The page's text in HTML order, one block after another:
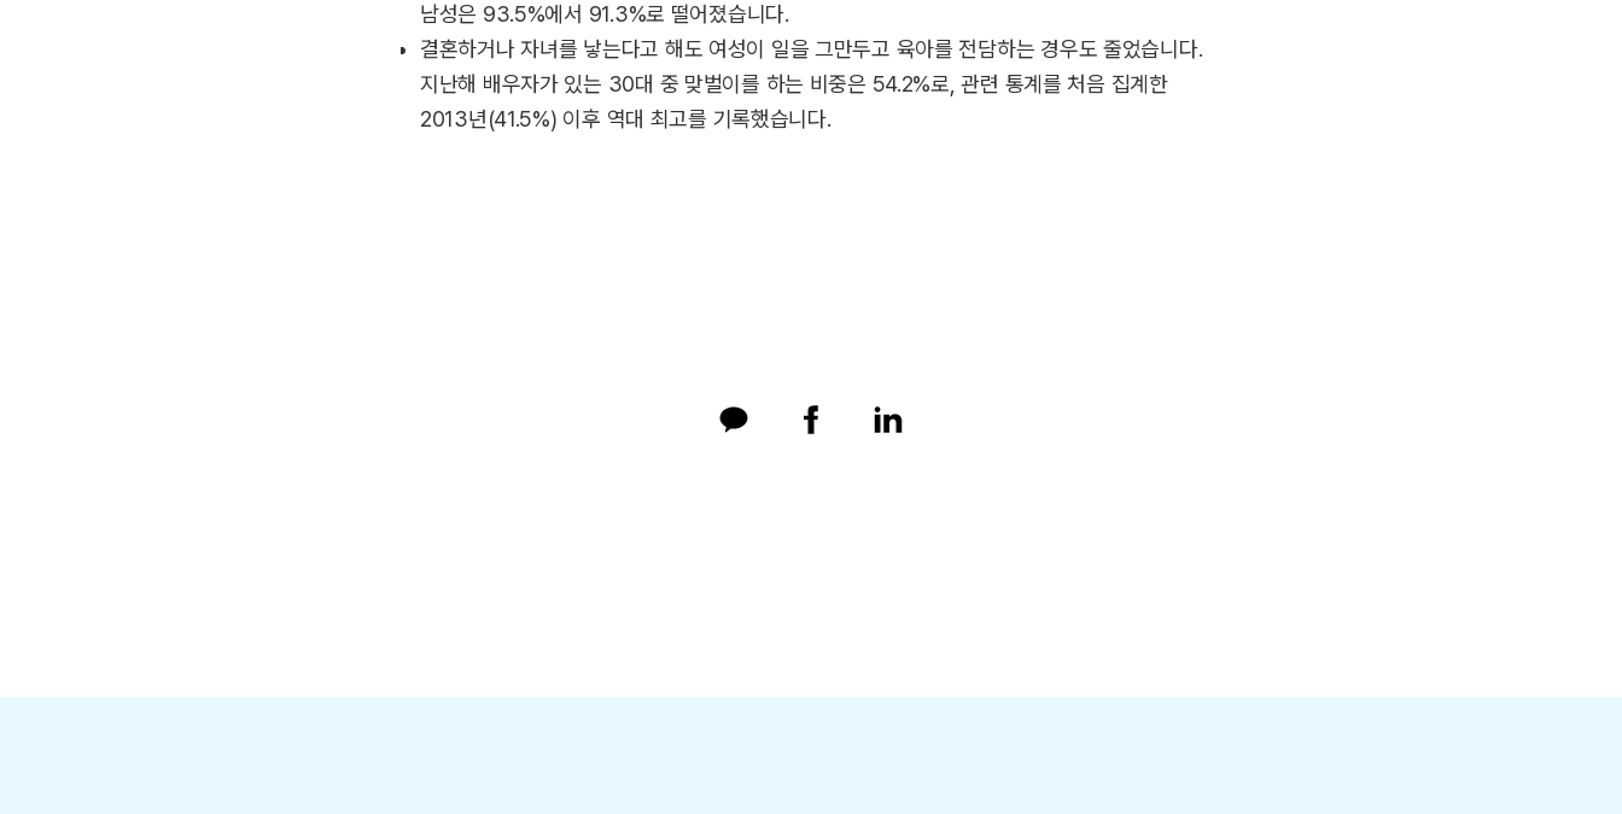
남성은 93.5%에서 91.3%로 떨어졌습니다.
결혼하거나 자녀를 낳는다고 해도 여성이 일을 그만두고 육아를 전담하는 경우도 줄었습니다.
지난해 배우자가 있는 30대 중 맞벌이를 하는 비중은 54.2%로, 관련 통계를 처음 집계한
2013년(41.5%) 이후 역대 최고를 기록했습니다.